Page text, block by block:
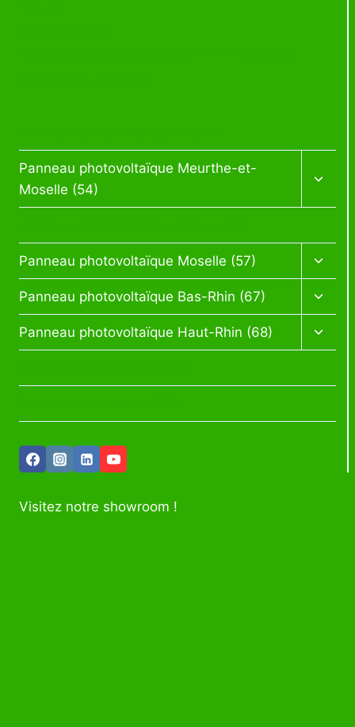
Panneau photovoltaïque Meurthe-et-
Moselle (54)
Panneau photovoltaïque Moselle (57)
Panneau photovoltaïque Bas-Rhin (67)
Panneau photovoltaïque Haut-Rhin (68)
Visitez notre showroom !